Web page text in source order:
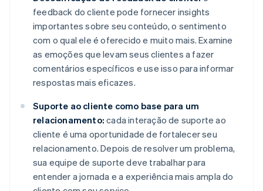
feedback do cliente pode fornecer insights
importantes sobre seu conteúdo, o sentimento
com o qual ele é oferecido e muito mais. Examine
as emoções que levam seus clientes a fazer
comentários específicos e use isso para informar
respostas mais eficazes.
Suporte ao cliente como base para um
relacionamento: cada interação de suporte ao
cliente é uma oportunidade de fortalecer seu
relacionamento. Depois de resolver um problema,
sua equipe de suporte deve trabalhar para
entender a jornada e a experiência mais ampla do